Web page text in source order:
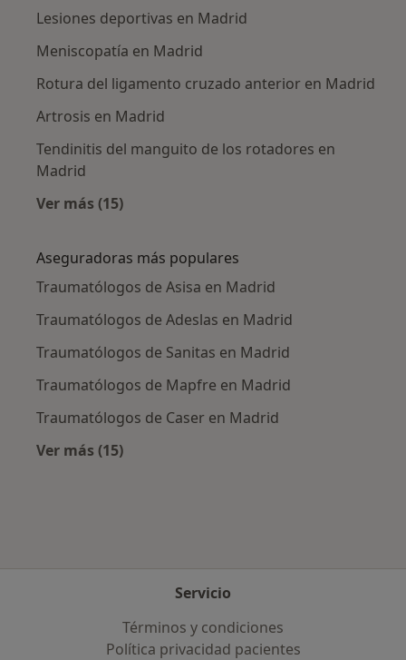
Lesiones deportivas en Madrid
Meniscopatía en Madrid
Rotura del ligamento cruzado anterior en Madrid
Artrosis en Madrid
Tendinitis del manguito de los rotadores en
Madrid
Ver más (15)
Aseguradoras más populares
Traumatólogos de Asisa en Madrid
Traumatólogos de Adeslas en Madrid
Traumatólogos de Sanitas en Madrid
Traumatólogos de Mapfre en Madrid
Traumatólogos de Caser en Madrid
Ver más (15)
Servicio
Términos y condiciones
Política privacidad pacientes